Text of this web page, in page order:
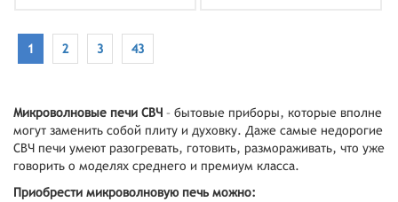
1 2 3 43
Микроволновые печи СВЧ – бытовые приборы, которые вполне
могут заменить собой плиту и духовку. Даже самые недорогие
СВЧ печи умеют разогревать, готовить, размораживать, что уже
говорить о моделях среднего и премиум класса.
Приобрести микроволновую печь можно: